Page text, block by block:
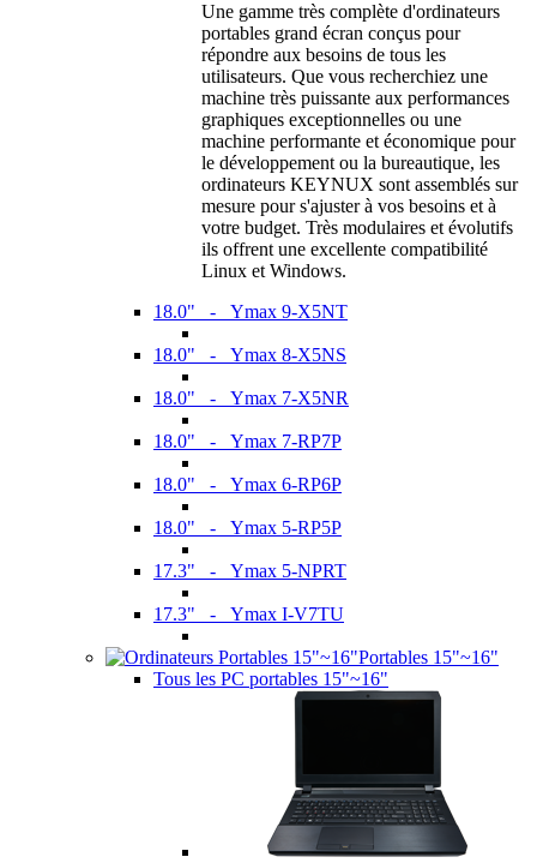
Une gamme très complète d'ordinateurs
portables grand écran conçus pour
répondre aux besoins de tous les
utilisateurs. Que vous recherchiez une
machine très puissante aux performances
graphiques exceptionnelles ou une
machine performante et économique pour
le développement ou la bureautique, les
ordinateurs KEYNUX sont assemblés sur
mesure pour s'ajuster à vos besoins et à
votre budget. Très modulaires et évolutifs
ils offrent une excellente compatibilité
Linux et Windows.
18.0" - Ymax 9-X5NT
18.0" - Ymax 8-X5NS
18.0" - Ymax 7-X5NR
18.0" - Ymax 7-RP7P
18.0" - Ymax 6-RP6P
18.0" - Ymax 5-RP5P
17.3" - Ymax 5-NPRT
17.3" - Ymax I-V7TU
Portables 15"~16"
Tous les PC portables 15"~16"